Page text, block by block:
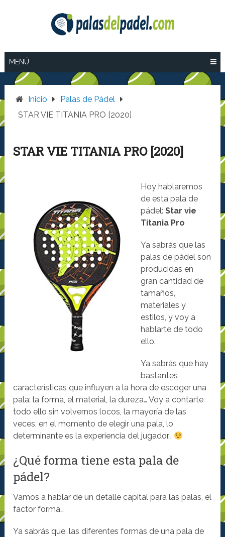
MENÚ
Inicio
Palas de Pádel
STAR VIE TITANIA PRO [2020]
STAR VIE TITANIA PRO [2020]
Hoy hablaremos
de esta pala de
pádel:Star vie
Titania Pro
Ya sabrás que las
palas de pádel son
producidas en
gran cantidad de
tamaños,
materiales y
estilos, y voy a
hablarte de todo
ello.
Ya sabrás que hay
bastantes
características que influyen a la hora de escoger una
pala: la forma, el material, la dureza… Voy a contarte
todo ello sin volvernos locos, la mayoría de las
veces, en el momento de elegir una pala, lo
determinante es la experiencia del jugador…
¿Qué forma tiene esta pala de
pádel?
Vamos a hablar de un detalle capital para las palas, el
factor forma…
Ya sabrás que, las diferentes formas de una pala de